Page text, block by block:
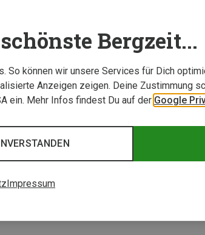
Bergzeit...
So können wir unsere Services für Dich
Anzeigen zeigen. Deine Zustimmung
ein. Mehr Infos findest Du auf der Google
Impressum